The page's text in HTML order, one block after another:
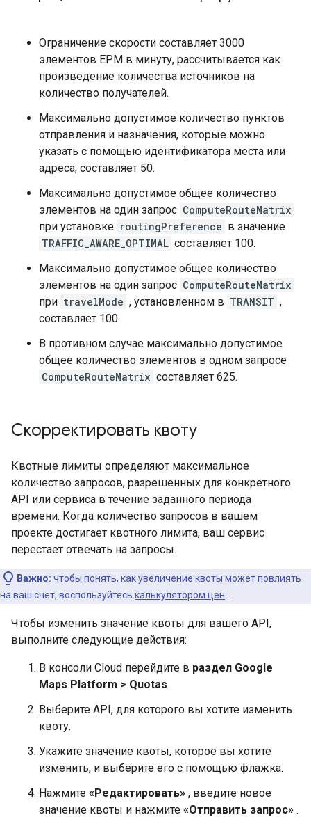
Ограничение скорости составляет 3000
элементов EPM в минуту, рассчитывается как
произведение количества источников на
количество получателей.
Максимально допустимое количество пунктов
отправления и назначения, которые можно
указать с помощью идентификатора места или
адреса, составляет 50.
Максимально допустимое общее количество
элементов на один запрос ComputeRouteMatrix
при установке routingPreference в значение
TRAFFIC_AWARE_OPTIMAL составляет 100.
Максимально допустимое общее количество
элементов на один запрос ComputeRouteMatrix
при travelMode , установленном в TRANSIT ,
составляет 100.
В противном случае максимально допустимое
общее количество элементов в одном запросе
ComputeRouteMatrix составляет 625.
Скорректировать квоту
Квотные лимиты определяют максимальное
количество запросов, разрешенных для конкретного
API или сервиса в течение заданного периода
времени. Когда количество запросов в вашем
проекте достигает квотного лимита, ваш сервис
перестает отвечать на запросы.
Важно: чтобы понять, как увеличение квоты может повлиять
на ваш счет, воспользуйтесь калькулятором цен
Чтобы изменить значение квоты для вашего API,
выполните следующие действия:
В консоли Cloud перейдите в раздел Google
Maps Platform > Quotas .
Выберите API, для которого вы хотите изменить
квоту.
Укажите значение квоты, которое вы хотите
изменить, и выберите его с помощью флажка.
Нажмите «Редактировать» , введите новое
значение квоты и нажмите «Отправить запрос» .